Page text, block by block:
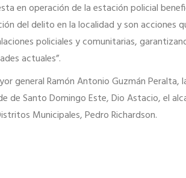
en operación de la estación policial
del delito en la localidad y son acciones
policiales y comunitarias,
actuales”.
general Ramón Antonio Guzmán Peralta,
de Santo Domingo Este, Dio Astacio, el
Municipales, Pedro Richardson.